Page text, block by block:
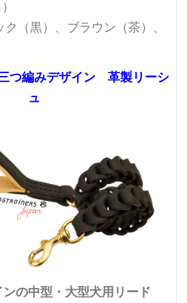
（黒）、ブラウン（茶）、
つ編みデザイン 革製リーシ
ュ
の中型・大型犬用リード